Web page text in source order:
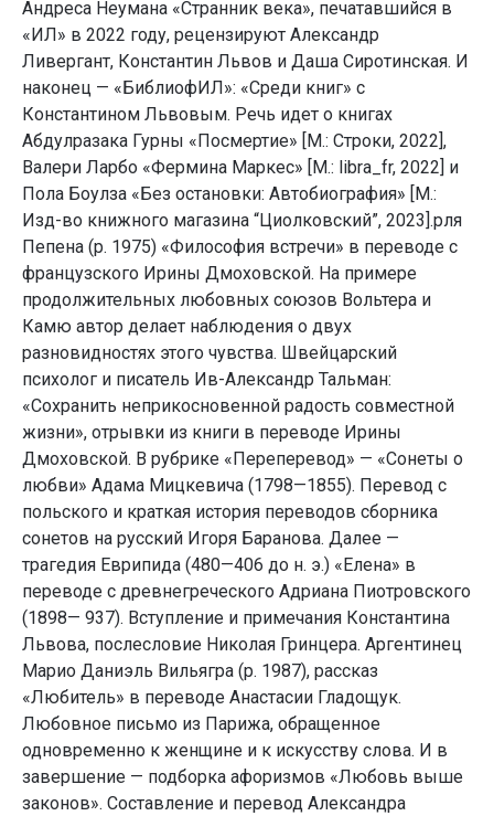
Андреса Неумана «Странник века», печатавшийся в
«ИЛ» в 2022 году, рецензируют Александр
Ливергант, Константин Львов и Даша Сиротинская. И
наконец — «БиблиофИЛ»: «Среди книг» с
Константином Львовым. Речь идет о книгах
Абдулразака Гурны «Посмертие» [М.: Строки, 2022],
Валери Ларбо «Фермина Маркес» [М.: libra_fr, 2022] и
Пола Боулза «Без остановки: Автобиография» [М.:
Изд-во книжного магазина “Циолковский”, 2023].рля
Пепена (р. 1975) «Философия встречи» в переводе с
французского Ирины Дмоховской. На примере
продолжительных любовных союзов Вольтера и
Камю автор делает наблюдения о двух
разновидностях этого чувства. Швейцарский
психолог и писатель Ив-Александр Тальман:
«Сохранить неприкосновенной радость совместной
жизни», отрывки из книги в переводе Ирины
Дмоховской. В рубрике «Переперевод» — «Сонеты о
любви» Адама Мицкевича (1798—1855). Перевод с
польского и краткая история переводов сборника
сонетов на русский Игоря Баранова. Далее —
трагедия Еврипида (480—406 до н. э.) «Елена» в
переводе с древнегреческого Адриана Пиотровского
(1898— 937). Вступление и примечания Константина
Львова, послесловие Николая Гринцера. Аргентинец
Марио Даниэль Вильягра (р. 1987), рассказ
«Любитель» в переводе Анастасии Гладощук.
Любовное письмо из Парижа, обращенное
одновременно к женщине и к искусству слова. И в
завершение — подборка афоризмов «Любовь выше
законов». Составление и перевод Александра